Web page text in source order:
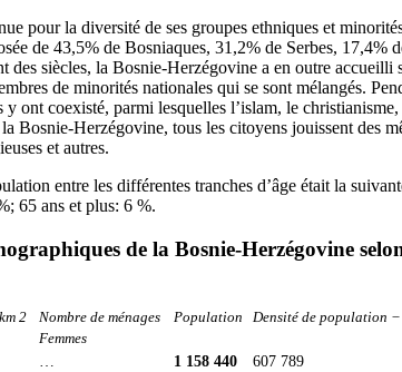
pour la diversité de ses groupes ethniques et
de 43,5% de Bosniaques, 31,2% de Serbes, 17,4%
des siècles, la Bosnie-Herzégovine a en outre accueilli
de minorités nationales qui se sont mélangés.
ont coexisté, parmi lesquelles l’islam, le
Bosnie-Herzégovine, tous les citoyens jouissent des
et autres.
entre les différentes tranches d’âge était la
65 ans et plus: 6 %.
de la Bosnie-Herzégovine
2 Nombre de ménages Population
Densité de population
Femmes
… 1 158 440 607 789